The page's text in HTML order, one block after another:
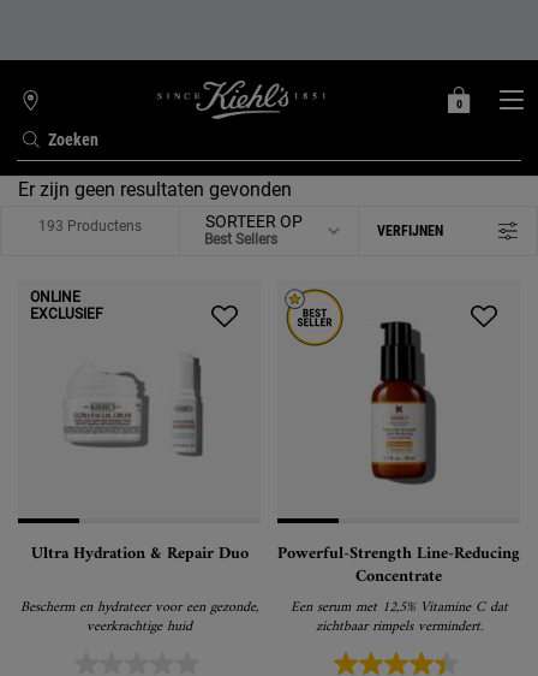
Zoeken
WINKELZOEKER
MIJN
0
0 PRODUCT
Hoofdinhoud
Er zijn geen resultaten gevonden
193 Productens SORTEER OP VERFIJNEN
FILTERMENU
ONLINE
EXCLUSIEF
Ultra Hydration & Repair Duo
Bescherm en hydrateer voor een gezonde,
veerkrachtige huid
Powerful-Strength Line-Reducing
Concentrate
Een serum met 12,5% Vitamine C dat
zichtbaar rimpels vermindert.